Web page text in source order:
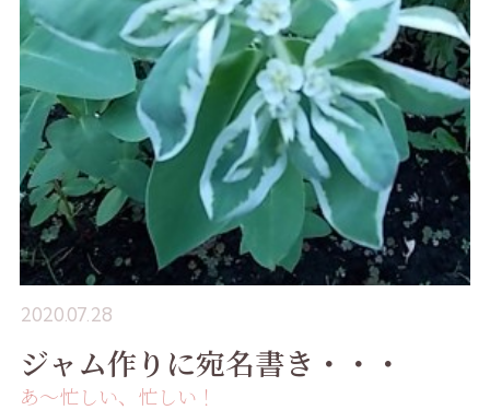
2020.07.28
ジャム作りに宛名書き・・・
あ〜忙しい、忙しい！